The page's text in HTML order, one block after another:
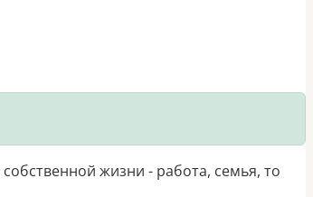
жизни - работа, семья, то